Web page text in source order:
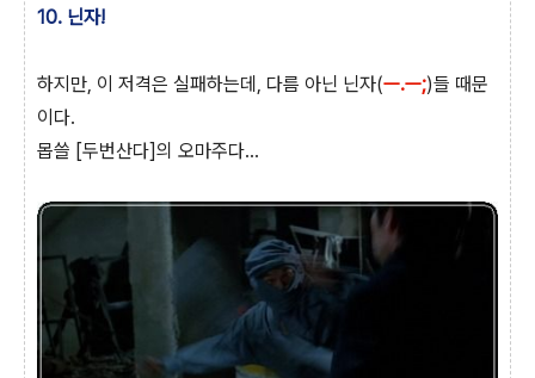
10. 닌자!
하지만, 이 저격은 실패하는데, 다름 아닌 닌자(ㅡ.ㅡ;)들 때문
이다.
몹쓸 [두번산다]의 오마주다…